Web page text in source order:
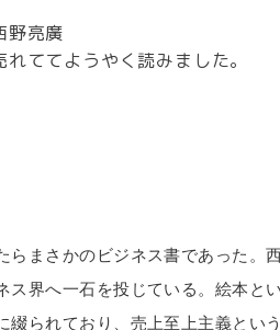
野亮廣
ててようやく読みました。
まさかのビジネス書であった。
ス界へ一石を投じている。絵本と
られており、売上至上主義とい